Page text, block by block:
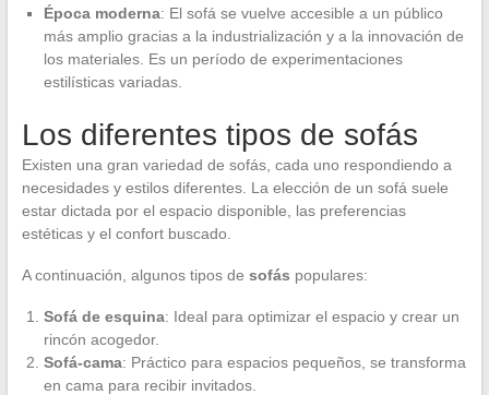
Época moderna: El sofá se vuelve accesible a un público
más amplio gracias a la industrialización y a la innovación de
los materiales. Es un período de experimentaciones
estilísticas variadas.
Los diferentes tipos de sofás
Existen una gran variedad de sofás, cada uno respondiendo a
necesidades y estilos diferentes. La elección de un sofá suele
estar dictada por el espacio disponible, las preferencias
estéticas y el confort buscado.
A continuación, algunos tipos de sofás populares:
Sofá de esquina: Ideal para optimizar el espacio y crear un
rincón acogedor.
Sofá-cama: Práctico para espacios pequeños, se transforma
en cama para recibir invitados.